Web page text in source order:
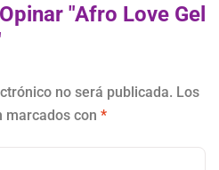
"Afro Love Gel
no será publicada. Los
marcados con *